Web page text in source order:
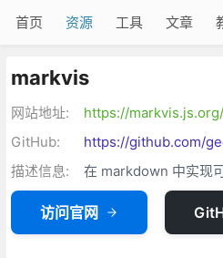
首页 资源 工具 文章
markvis
网站地址:
https://markvis.js.org/
GitHub:
https://github.com/
描述信息:
在 markdown 中实现
访问官网